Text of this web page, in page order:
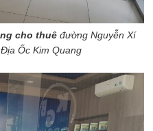
cho thuêđường Nguyễn Xí
Ốc Kim Quang